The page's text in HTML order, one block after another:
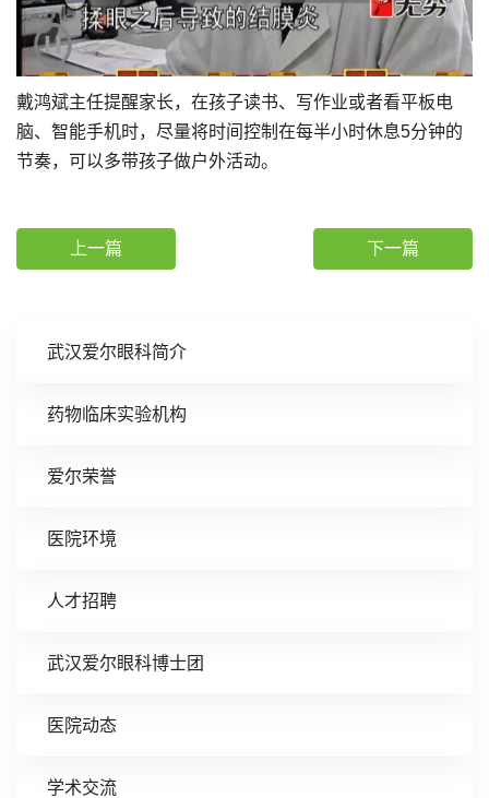
武汉爱尔眼科简介
药物临床实验机构
爱尔荣誉
医院环境
人才招聘
武汉爱尔眼科博士团
医院动态
学术交流
戴鸿斌主任提醒家长，在孩子读书、写作业或者看平板电
脑、智能手机时，尽量将时间控制在每半小时休息5分钟的
节奏，可以多带孩子做户外活动。
上一篇 下一篇